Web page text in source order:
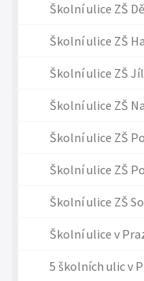
Školní ulice ZŠ
Školní ulice ZŠ
Školní ulice ZŠ
Školní ulice ZŠ
Školní ulice ZŠ
Školní ulice ZŠ
Školní ulice ZŠ
Školní ulice v
5 školních ulic v